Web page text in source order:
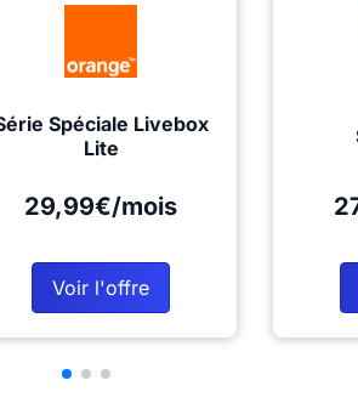
Spéciale Livebox
Lite
29,99€/mois
Voir l'offre